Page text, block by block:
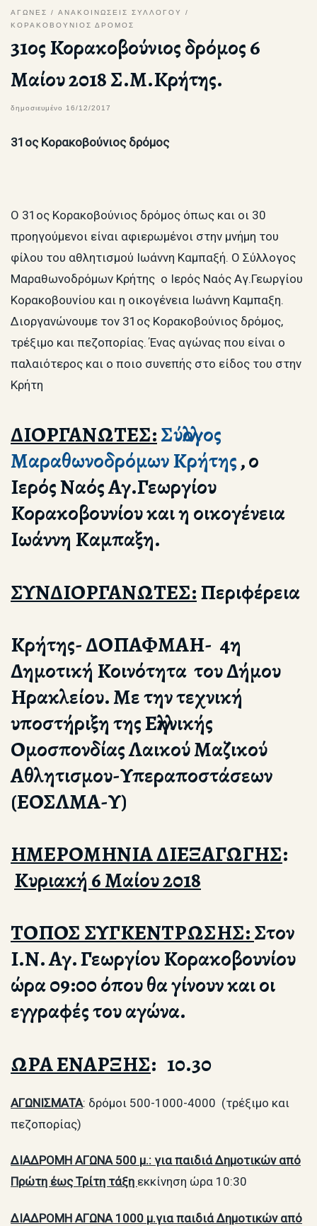
ΑΓΩΝΕΣ
ΑΝΑΚΟΙΝΩΣΕΙΣ ΣΥΛΛΟΓΟΥ
ΚΟΡΑΚΟΒΟΥΝΙΟΣ ΔΡΟΜΟΣ
31ος Κορακοβούνιος δρόμος 6
Μαίου 2018 Σ.Μ.Κρήτης.
δημοσιευμένο 16/12/2017
31ος Κορακοβούνιος δρόμος
Ο 31ος Κορακοβούνιος δρόμος όπως και οι 30
προηγούμενοι είναι αφιερωμένοι στην μνήμη του
φίλου του αθλητισμού Ιωάννη Καμπαξή. Ο Σύλλογος
Μαραθωνοδρόμων Κρήτης ο Ιερός Ναός Αγ.Γεωργίου
Κορακοβουνίου και η οικογένεια Ιωάννη Καμπαξη.
Διοργανώνουμε τον 31ος Κορακοβούνιος δρόμος,
τρέξιμο και πεζοπορίας. Ένας αγώνας που είναι ο
παλαιότερος και ο ποιο συνεπής στο είδος του στην
Κρήτη
ΔΙΟΡΓΑΝΩΤΕΣ:Σύλλογος
Μαραθωνοδρόμων Κρήτης, ο
Ιερός Ναός Αγ.Γεωργίου
Κορακοβουνίου και η οικογένεια
Ιωάννη Καμπαξη.
ΣΥΝΔΙΟΡΓΑΝΩΤΕΣ:Περιφέρεια
Κρήτης- ΔΟΠΑΦΜΑΗ- 4η
Δημοτική Κοινότητα του Δήμου
Ηρακλείου. Με την τεχνική
υποστήριξη της Ελληνικής
Ομοσπονδίας Λαικού Μαζικού
Αθλητισμου-Υπεραποστάσεων
(ΕΟΣΛΜΑ-Υ)
ΗΜΕΡΟΜΗΝΙΑ ΔΙΕΞΑΓΩΓΗΣ:
Κυριακή 6 Μαίου 2018
ΤΟΠΟΣ ΣΥΓΚΕΝΤΡΩΣΗΣ:Στον
Ι.Ν. Αγ. Γεωργίου Κορακοβουνίου
ώρα 09:00 όπου θα γίνουν και οι
εγγραφές του αγώνα.
ΩΡΑ ΕΝΑΡΞΗΣ: 10.30
ΑΓΩΝΙΣΜΑΤΑ: δρόμοι 500-1000-4000 (τρέξιμο και
πεζοπορίας)
ΔΙΑΔΡΟΜΗ ΑΓΩΝΑ 500 μ.: για παιδιά Δημοτικών από
Πρώτη έως Τρίτη τάξη εκκίνηση ώρα 10:30
ΔΙΑΔΡΟΜΗ ΑΓΩΝΑ 1000 μ.για παιδιά Δημοτικών από